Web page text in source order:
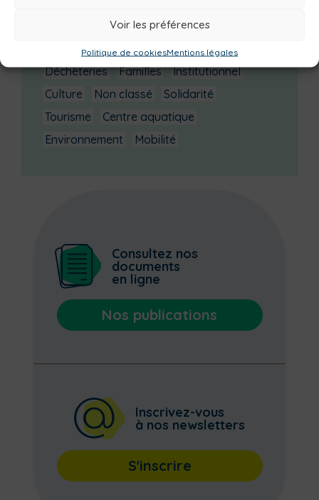
Voir les préférences
Politique de cookiesMentions légales
Réemploi Seniors
Magazine
Parents
Bibliothèques
Déchèteries
Familles
Institutionnel
Culture
Non classé
Solidarité
Tourisme
Centre aquatique
Environnement
Mobilité
Consultez nos
documents
en ligne
Nos publications
Inscrivez-vous
à nos newsletters
S'inscrire